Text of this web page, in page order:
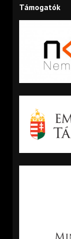
Támogatók